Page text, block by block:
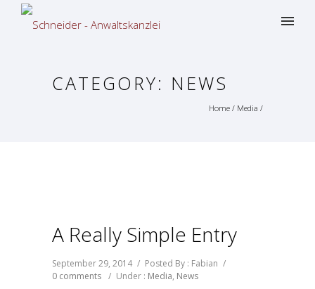
CATEGORY: NEWS
Home / Media /
A Really Simple Entry
September 29, 2014 / Posted By : Fabian /
0 comments / Under : Media, News